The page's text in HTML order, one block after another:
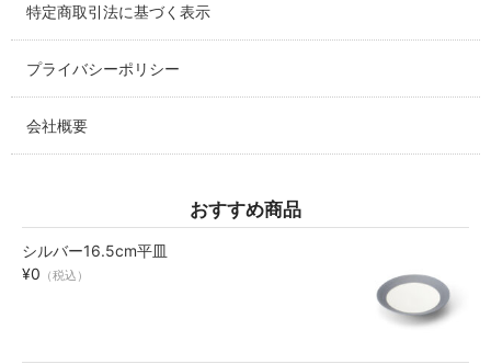
cup
モーニングセット
morning set
レスト・箸置き
アクセサリー
accessory
特定商取引法に基づく表示
プライバシーポリシー
会社概要
おすすめ商品
シルバー16.5cm平皿
¥0 （税込）